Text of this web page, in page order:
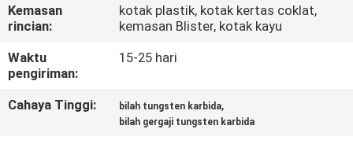
KUALITAS
HUBUNGI
KAMI
Kemasan
rincian:
kotak plastik, kotak kertas coklat,
kemasan Blister, kotak kayu
Waktu
pengiriman:
15-25 hari
Cahaya Tinggi: bilah tungsten karbida,
bilah gergaji tungsten karbida